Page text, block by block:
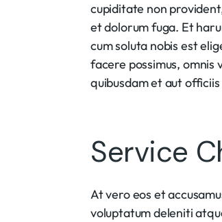
cupiditate non
et dolorum fuga. Et
cum soluta nobis est
facere possimus, omnis
quibusdam et aut
Service
At vero eos et
voluptatum deleniti